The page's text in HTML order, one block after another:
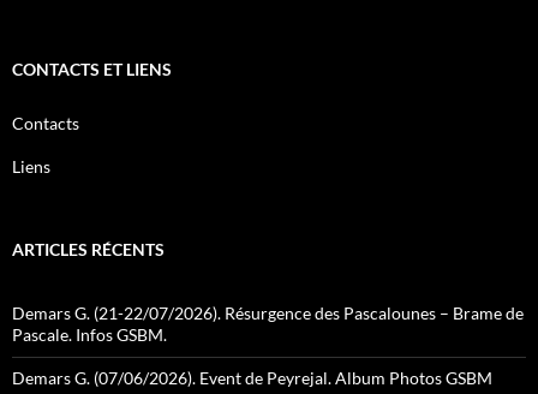
CONTACTS ET LIENS
Contacts
Liens
ARTICLES RÉCENTS
Demars G. (21-22/07/2026). Résurgence des Pascalounes – Brame de
Pascale. Infos GSBM.
Demars G. (07/06/2026). Event de Peyrejal. Album Photos GSBM